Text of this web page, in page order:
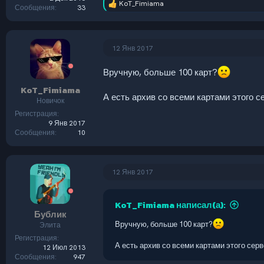
Сообщения
33
Р
:
KoT_Fimiama
KoT_Fimiama
Новичок
Регистрация
9 Янв 2017
Сообщения
10
12 Янв 2017
Вручную, больше 100 карт?
А есть архив со всеми картами этого
Бублик
Элита
Регистрация
12 Июл 2013
Сообщения
947
12 Янв 2017
KoT_Fimiama написал(а):
Вручную, больше 100 карт?
А есть архив со всеми картами этого